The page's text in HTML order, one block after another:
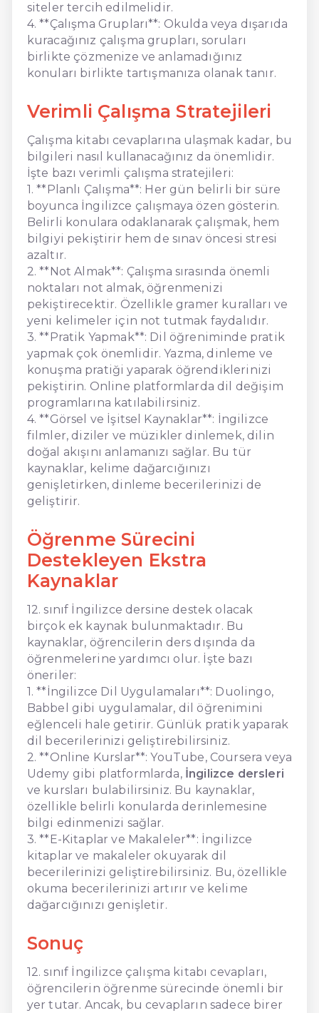
siteler tercih edilmelidir.
4. **Çalışma Grupları**: Okulda veya dışarıda
kuracağınız çalışma grupları, soruları
birlikte çözmenize ve anlamadığınız
konuları birlikte tartışmanıza olanak tanır.
Verimli Çalışma Stratejileri
Çalışma kitabı cevaplarına ulaşmak kadar, bu
bilgileri nasıl kullanacağınız da önemlidir.
İşte bazı verimli çalışma stratejileri:
1. **Planlı Çalışma**: Her gün belirli bir süre
boyunca İngilizce çalışmaya özen gösterin.
Belirli konulara odaklanarak çalışmak, hem
bilgiyi pekiştirir hem de sınav öncesi stresi
azaltır.
2. **Not Almak**: Çalışma sırasında önemli
noktaları not almak, öğrenmenizi
pekiştirecektir. Özellikle gramer kuralları ve
yeni kelimeler için not tutmak faydalıdır.
3. **Pratik Yapmak**: Dil öğreniminde pratik
yapmak çok önemlidir. Yazma, dinleme ve
konuşma pratiği yaparak öğrendiklerinizi
pekiştirin. Online platformlarda dil değişim
programlarına katılabilirsiniz.
4. **Görsel ve İşitsel Kaynaklar**: İngilizce
filmler, diziler ve müzikler dinlemek, dilin
doğal akışını anlamanızı sağlar. Bu tür
kaynaklar, kelime dağarcığınızı
genişletirken, dinleme becerilerinizi de
geliştirir.
Öğrenme Sürecini
Destekleyen Ekstra
Kaynaklar
12. sınıf İngilizce dersine destek olacak
birçok ek kaynak bulunmaktadır. Bu
kaynaklar, öğrencilerin ders dışında da
öğrenmelerine yardımcı olur. İşte bazı
öneriler:
1. **İngilizce Dil Uygulamaları**: Duolingo,
Babbel gibi uygulamalar, dil öğrenimini
eğlenceli hale getirir. Günlük pratik yaparak
dil becerilerinizi geliştirebilirsiniz.
2. **Online Kurslar**: YouTube, Coursera veya
Udemy gibi platformlarda, İngilizce dersleri
ve kursları bulabilirsiniz. Bu kaynaklar,
özellikle belirli konularda derinlemesine
bilgi edinmenizi sağlar.
3. **E-Kitaplar ve Makaleler**: İngilizce
kitaplar ve makaleler okuyarak dil
becerilerinizi geliştirebilirsiniz. Bu, özellikle
okuma becerilerinizi artırır ve kelime
dağarcığınızı genişletir.
Sonuç
12. sınıf İngilizce çalışma kitabı cevapları,
öğrencilerin öğrenme sürecinde önemli bir
yer tutar. Ancak, bu cevapların sadece birer